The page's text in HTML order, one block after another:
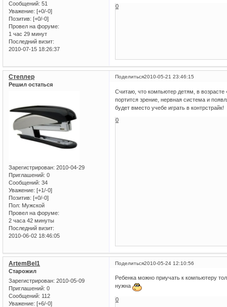
Сообщений: 51
Уважение: [+0/-0]
Позитив: [+0/-0]
Провел на форуме:
1 час 29 минут
Последний визит:
2010-07-15 18:26:37
0
Поделиться2010-05-21 23:46:15
Степлер
Решил остаться
Зарегистрирован: 2010-04-29
Приглашений: 0
Сообщений: 34
Уважение: [+1/-0]
Позитив: [+0/-0]
Пол: Мужской
Провел на форуме:
2 часа 42 минуты
Последний визит:
2010-06-02 18:46:05
Считаю, что компьютер детям, в возрасте
портится зрение, нервная система и
будет вместо учебе играть в контрстрайк!
0
Поделиться2010-05-24 12:10:56
ArtemBel1
Старожил
Зарегистрирован: 2010-05-09
Приглашений: 0
Сообщений: 112
Уважение: [+6/-0]
Ребенка можно приучать к компьютеру
нужна
0